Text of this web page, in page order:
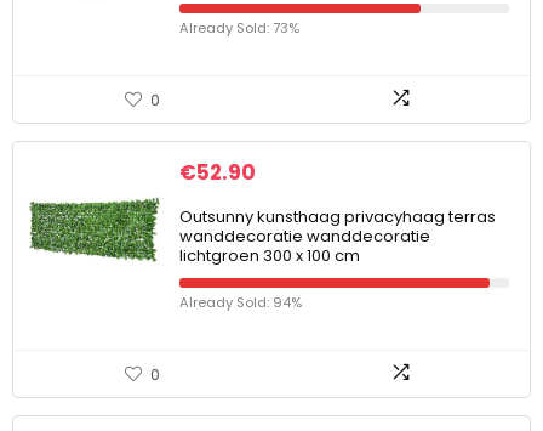
Already Sold: 73%
0
€52.90
Outsunny kunsthaag privacyhaag terras
wanddecoratie wanddecoratie
lichtgroen 300 x 100 cm
Already Sold: 94%
0